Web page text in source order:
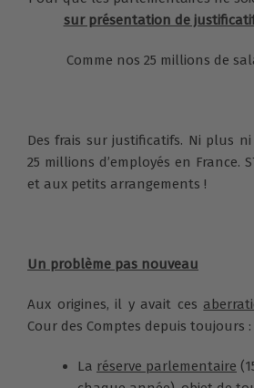
sur présentation de
Comme nos 25 millions de
Des frais sur justificatifs. Ni plus
25 millions d’employés en France.
et aux petits arrangements !
Un problème pas nouveau
Aux origines, il y avait ces
Cour des Comptes depuis toujours :
La réserve parlementaire